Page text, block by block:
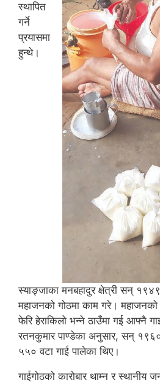
स्थापित
गर्ने
प्रयासमा
हुन्थे।
स्याङ्जाका मनबहादुर क्षेत्री सन्
महाजनको गोठमा काम गरे। महाजनको
फेरि हेराकिलो भन्ने ठाउँमा गई आफ्नै
रतनकुमार पाण्डेका अनुसार, सन्
५५० वटा गाई पालेका थिए।
गाईगोठको कारोबार थाम्न र स्थानीय